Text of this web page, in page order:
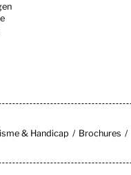
& Handicap Brochures